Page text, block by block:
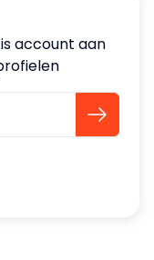
account aan